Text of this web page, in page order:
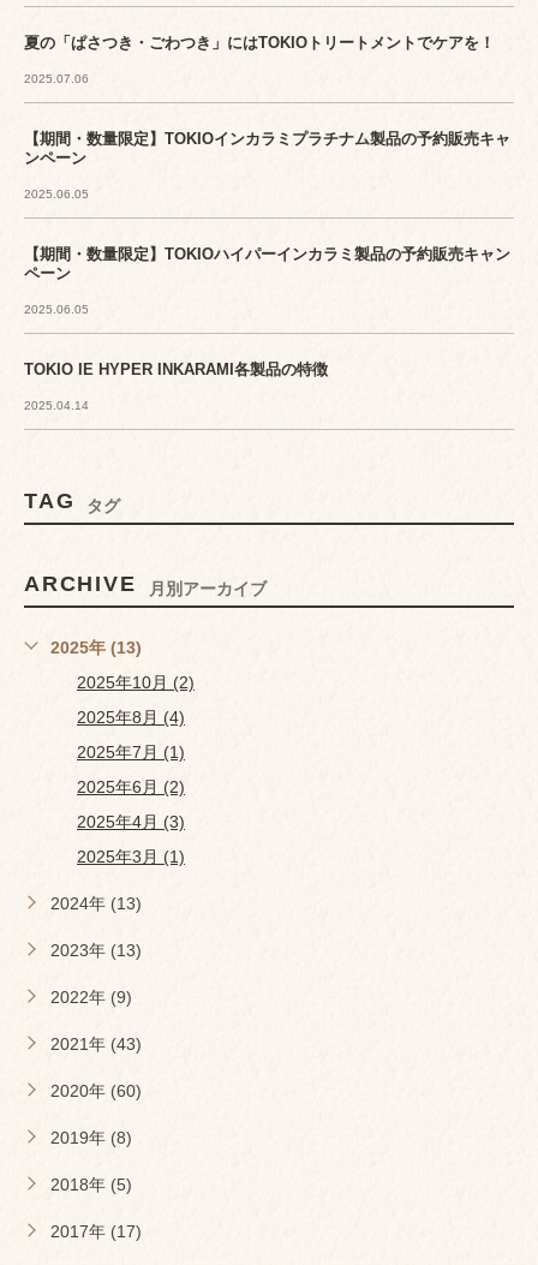
夏の「ぱさつき・ごわつき」にはTOKIOトリートメントでケアを！
2025.07.06
【期間・数量限定】TOKIOインカラミプラチナム製品の予約販売キャ
ンペーン
2025.06.05
【期間・数量限定】TOKIOハイパーインカラミ製品の予約販売キャン
ペーン
2025.06.05
TOKIO IE HYPER INKARAMI各製品の特徴
2025.04.14
TAG タグ
ARCHIVE 月別アーカイブ
2025年 (13)
2025年10月 (2)
2025年8月 (4)
2025年7月 (1)
2025年6月 (2)
2025年4月 (3)
2025年3月 (1)
2024年 (13)
2023年 (13)
2022年 (9)
2021年 (43)
2020年 (60)
2019年 (8)
2018年 (5)
2017年 (17)